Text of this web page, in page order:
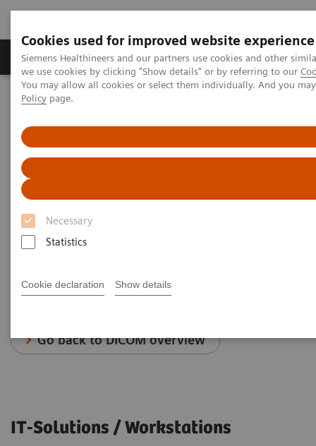
Cookies used for improved website experience
Siemens Healthineers and our partners use cookies and other
we use cookies by clicking "Show details" or by referring to our
You may allow all cookies or select them individually. And you
Policy page.
Necessary
Statistics
Cookie declaration Show details
Productos y servicios Especialidades Clínicas
Siemens Healthineers Latinoamérica
DICOM Conformance Statements - Angiography
Angiography IT Legacy Systems
DICOM Conformance
Statements - Angiography IT
Legacy Systems
Go back to DICOM overview
IT-Solutions / Workstations